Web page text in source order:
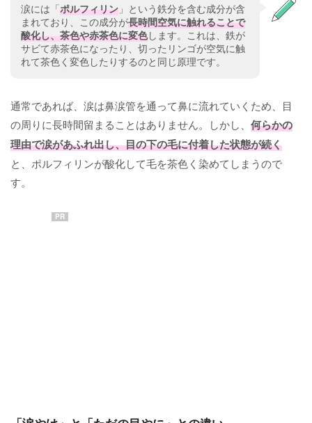
涙には「ポルフィリン 」という鉄分を含む成分が含
まれており、この成分が長時間空気に触れることで
酸化し、茶色や赤茶色に変色します。これは、鉄が
サビて赤茶色になったり、切ったリンゴが空気に触
れて茶色く変色したりするのと同じ原理です。
通常であれば、涙は鼻涙管を通って鼻に流れていくため、目
の周りに長時間留まることはありません。しかし、 何らかの
理由で涙があふれ出し、目の下の毛に付着した状態が続く
と、ポルフィリンが酸化して毛を茶色く染めてしまうので
す。
PR